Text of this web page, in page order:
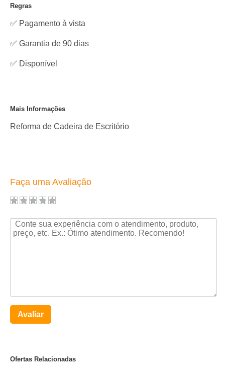
Regras
✅ Pagamento à vista
✅ Garantia de 90 dias
✅ Disponível
Mais Informações
Reforma de Cadeira de Escritório
Faça uma Avaliação
Avaliar
Ofertas Relacionadas